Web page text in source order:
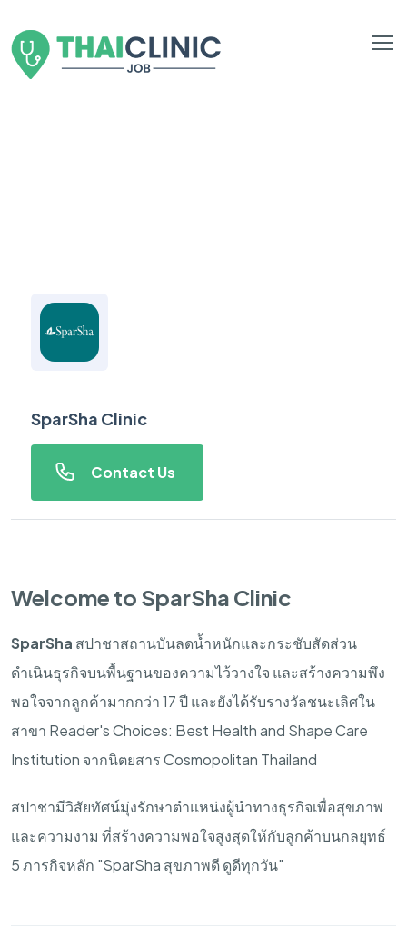
SparSha Clinic
Contact Us
Welcome to SparSha Clinic
SparSha สปาชาสถานบันลดน้ำหนักและกระชับสัดส่วน
ดำเนินธุรกิจบนพื้นฐานของความไว้วางใจ และสร้างความพึง
พอใจจากลูกค้ามากกว่า17ปีและยังได้รับรางวัลชนะเลิศใน
สาขา Reader's Choices: Best Health and Shape Care
Institution จากนิตยสารCosmopolitan Thailand
สปาชามีวิสัยทัศน์มุ่งรักษาตำแหน่งผู้นำทางธุรกิจเพื่อสุขภาพ
และความงาม ที่สร้างความพอใจสูงสุดให้กับลูกค้าบนกลยุทธ์
5ภารกิจหลัก "SparSha สุขภาพดีดูดีทุกวัน"